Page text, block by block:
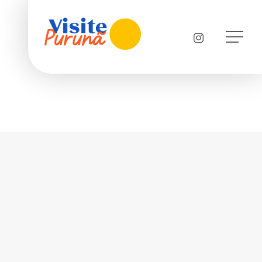
instagramMenu